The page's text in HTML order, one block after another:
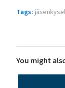
Tags:
You might